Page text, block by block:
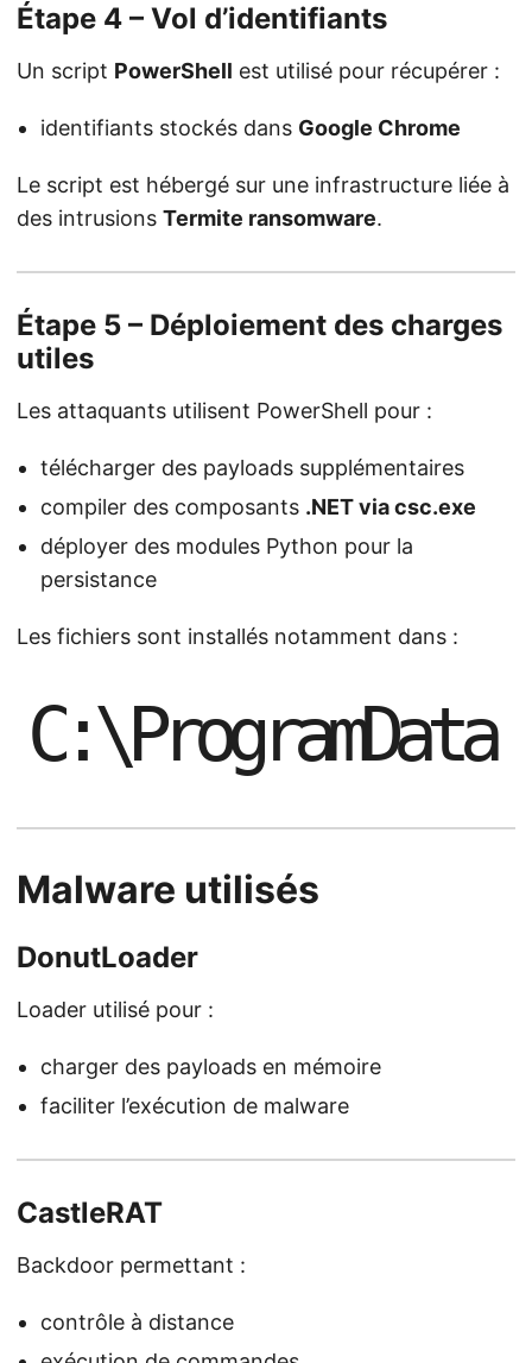
Étape 4 – Vol d’identifiants
Un script PowerShell est utilisé pour récupérer :
identifiants stockés dans Google Chrome
Le script est hébergé sur une infrastructure liée à
des intrusions Termite ransomware.
Étape 5 – Déploiement des charges
utiles
Les attaquants utilisent PowerShell pour :
télécharger des payloads supplémentaires
compiler des composants .NET via csc.exe
déployer des modules Python pour la
persistance
Les fichiers sont installés notamment dans :
C:\ProgramData
Malware utilisés
DonutLoader
Loader utilisé pour :
charger des payloads en mémoire
faciliter l’exécution de malware
CastleRAT
Backdoor permettant :
contrôle à distance